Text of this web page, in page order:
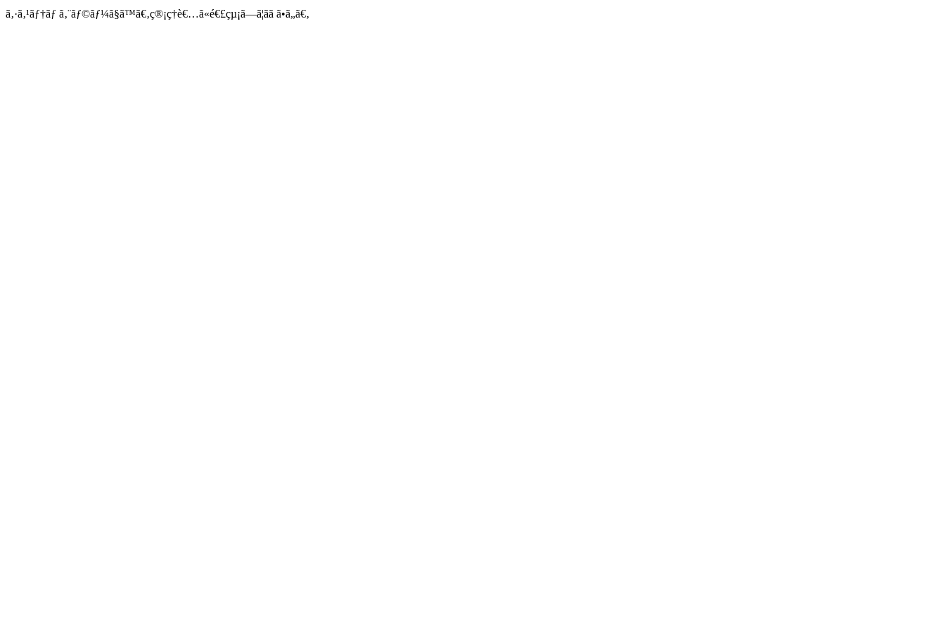
ã‚·ã‚¹ãƒ†ãƒ ã‚¨ãƒ©ãƒ¼ã§ã™ã€‚ç®¡ç†è€…ã«é€£çµ¡ã—ã¦ãã ã•ã„ã€‚